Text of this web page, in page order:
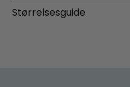
Størrelsesguide